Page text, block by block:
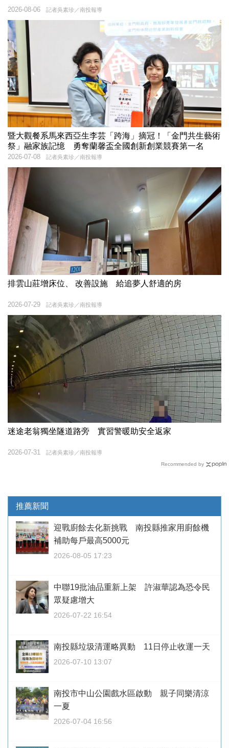
記者吳素珍／南投報導
2026-08-06
暨大觀餐系馬來西亞生李芸「跨海」摘冠！「金門共生藝術
祭」融家族記憶 勇奪蘭馨盃全國創新創業競賽第一名
記者吳素珍／南投報導
2026-07-08
排雲山莊增床位、 改善設施 給追夢人舒適的房
記者吳素珍／南投報導
2026-07-29
迷途老翁獨坐隧道路旁 實習警暖助安全返家
記者吳素珍／南投報導
2026-07-31
Recommended by
推薦新聞
迎戰廚餘去化新挑戰 南投縣推家用廚餘機
補助每戶最高5000元
2026-08-05 17:23
中聯19批油品重新上架 許淑華認為恐令民
眾疑慮增大
2026-07-22 16:54
南投縣垃圾清運略異動 11日停止收運一天
2026-07-10 13:07
南投市中山公園戲水區啟動 親子同樂清涼
一夏
2026-07-04 16:56